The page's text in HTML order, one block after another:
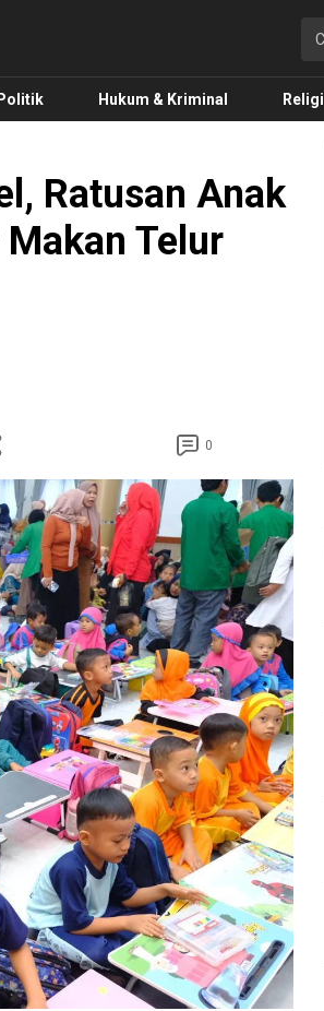
Hukum & Kriminal Religi
Ratusan Anak
Telur
0